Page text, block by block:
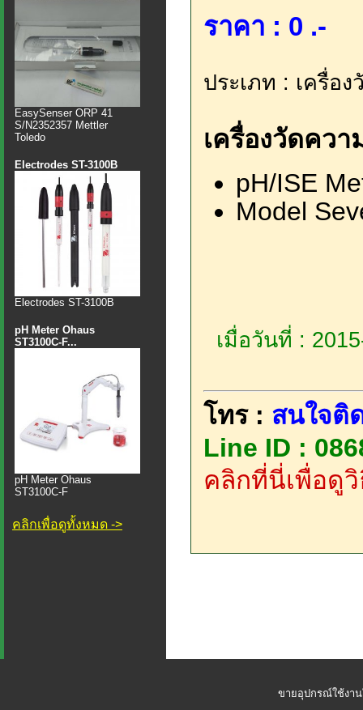
EasySenser ORP 41
S/N2352357 Mettler
Toledo
Electrodes ST-3100B
Electrodes ST-3100B
pH Meter Ohaus
ST3100C-F...
pH Meter Ohaus
ST3100C-F
คลิกเพื่อดูทั้งหมด ->
ราคา : 0 .-
ประเภท : เครื่อ
เครื่องวัดควา
pH/ISE
Model
เมื่อวันที่ :
โทร : สนใจติ
Line ID :
คลิกที่นี่เพื่อดูวิ
ขายอุปกรณ์ใช้งา